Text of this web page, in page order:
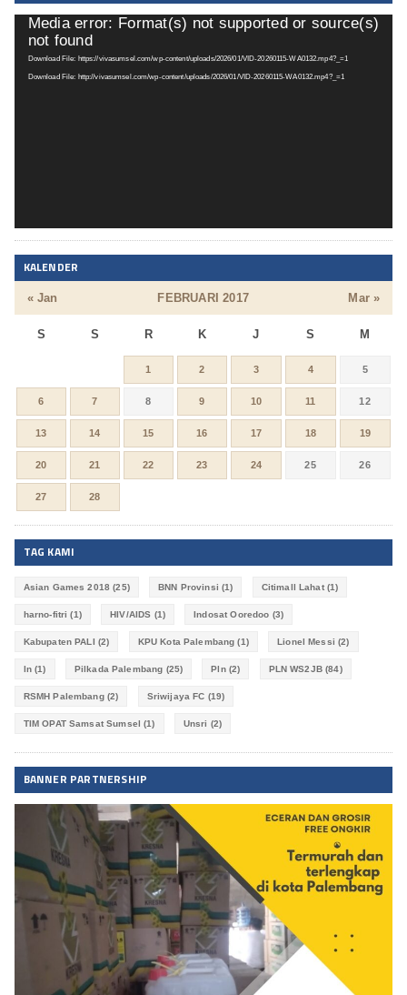
Pemutar
Video
Media error: Format(s) not supported or source(s)
not found
Download File: https://vivasumsel.com/wp-content/uploads/2026/01/VID-20260115-WA0132.mp4?_=1
Download File: http://vivasumsel.com/wp-content/uploads/2026/01/VID-20260115-WA0132.mp4?_=1
KALENDER
FEBRUARI 2017
S S R K J S M
« Jan Mar »
1 2 3 4 5
6 7 8 9 10 11 12
13 14 15 16 17 18 19
20 21 22 23 24 25 26
27 28
TAG KAMI
Asian Games 2018 (25) BNN Provinsi (1) Citimall Lahat(1)
harno-fitri (1) HIV/AIDS (1) Indosat Ooredoo (3)
Kabupaten PALI (2) KPU Kota Palembang (1) Lionel Messi (2)
ln (1) Pilkada Palembang (25) Pln(2) PLN WS2JB(84)
RSMH Palembang(2) Sriwijaya FC (19)
TIM OPAT Samsat Sumsel (1) Unsri (2)
BANNER PARTNERSHIP